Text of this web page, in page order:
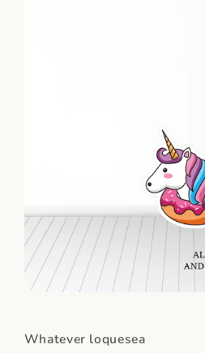
1
en
Whatever loquesea